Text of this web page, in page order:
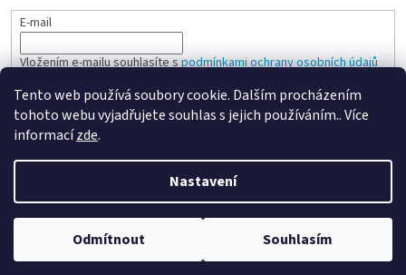
Tento web používá soubory cookie. Dalším procházením
tohoto webu vyjadřujete souhlas s jejich používáním.. Více
informacízde.
Nastavení
Odmítnout Souhlasím
E-mail
Vložením e-mailu souhlasíte spodmínkami ochrany osobních údajů
PŘIHLÁSIT SE
Vytvořil Shoptet
Copyright 2026Spokojená kancelář . Všechna práva vyhrazena.